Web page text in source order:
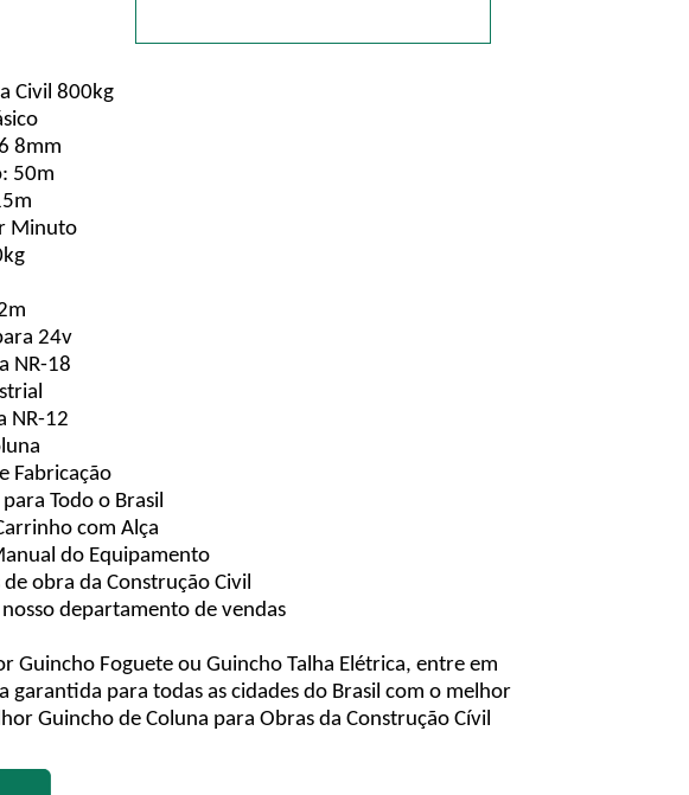
Civil 800kg
8mm
50m
Minuto
24v
NR-18
NR-12
Fabricação
Todo o Brasil
com Alça
do Equipamento
obra da Construção Civil
departamento de vendas
Guincho Foguete ou Guincho Talha Elétrica, entre em
para todas as cidades do Brasil com o melhor
Guincho de Coluna para Obras da Construção Cívil